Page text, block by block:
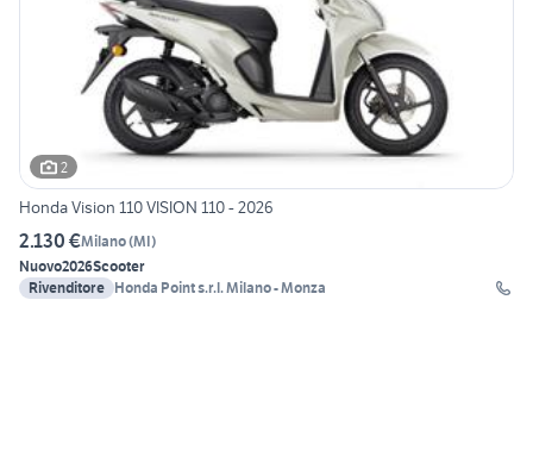
2
Honda Vision 110 VISION 110 - 2026
2.130 €Milano(MI)
Nuovo2026Scooter
Rivenditore Honda Point s.r.l. Milano - Monza